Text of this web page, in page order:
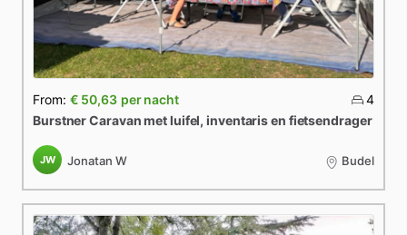
From: € 50,63 per nacht
4
BurstnerCaravanmetluifel​,​ inventarisen fietsendrager
JW Jonatan W Budel